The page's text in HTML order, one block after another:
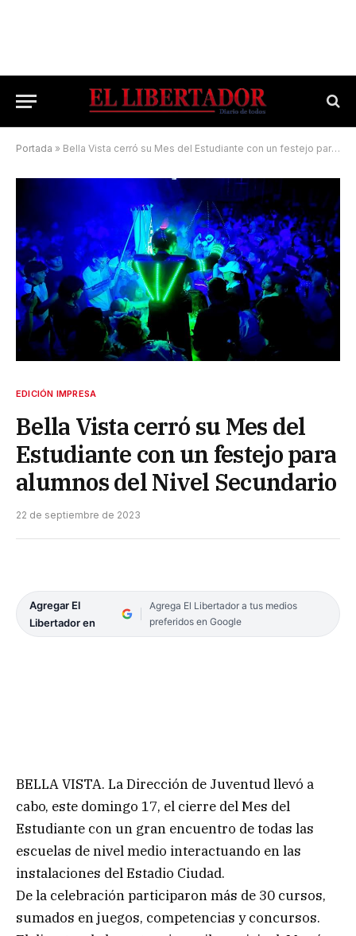
Portada » Bella Vista cerró su Mes del Estudiante con un festejo para alumnos del Nivel Secundario
EDICIÓN IMPRESA
Bella Vista cerró su Mes del
Estudiante con un festejo para
alumnos del Nivel Secundario
22 de septiembre de 2023
Agregar El
Libertador en
Agrega El Libertador a tus medios
preferidos en Google
BELLA VISTA. La Dirección de Juventud llevó a
cabo, este domingo 17, el cierre del Mes del
Estudiante con un gran encuentro de todas las
escuelas de nivel medio interactuando en las
instalaciones del Estadio Ciudad.
De la celebración participaron más de 30 cursos,
sumados en juegos, competencias y concursos.